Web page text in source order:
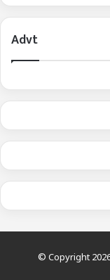
Advt
© Copyright